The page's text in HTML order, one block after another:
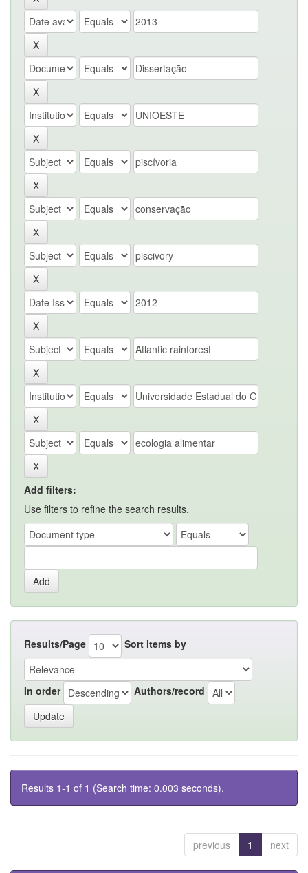
Add filters:
Use filters to refine the search results.
Results/Page Sort items by
In order Authors/record
Results 1-1 of 1 (Search time: 0.003 seconds).
previous 1 next